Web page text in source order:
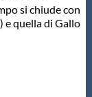
si chiude con
quella di Gallo